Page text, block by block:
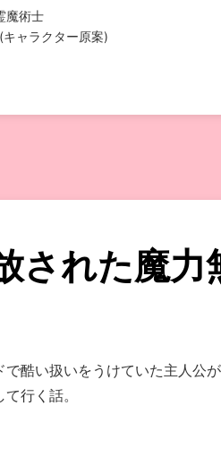
魔術士
ャラクター原案)
された魔力
酷い扱いをうけていた主人公
行く話。